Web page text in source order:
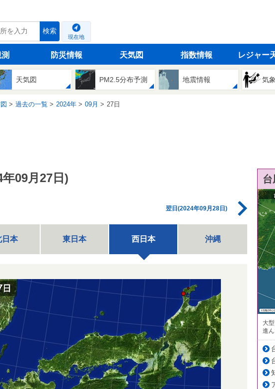
検索
現在地
防災情報 天気図 指数情報 レジャー
天気図 PM2.5分布予測 地震情報 気
過去の一覧 2024年 09月 27日
09月27日)
翌日(2024年09月28日)
日本 東日本 西日本 沖縄
大
進